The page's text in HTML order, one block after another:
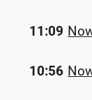
11:09
10:56